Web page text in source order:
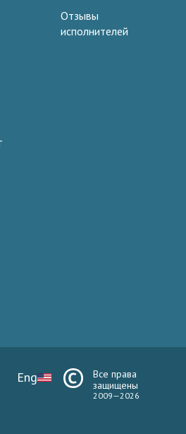
Отзывы
исполнителей
Eng
Все права
защищены
2009—2026